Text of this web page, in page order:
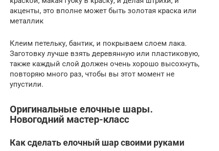
акценты, это вполне может быть золотая краска или
металлик
Клеим петельку, бантик, и покрываем слоем лака.
Заготовку лучше взять деревянную или пластиковую,
также каждый слой должен очень хорошо высохнуть,
повторяю много раз, чтобы вы этот момент не
упустили.
Оригинальные елочные шары.
Новогодний мастер-класс
Как сделать елочный шар своими руками